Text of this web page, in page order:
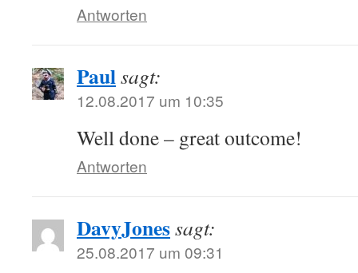
Antworten
Paulsagt:
12.08.2017 um 10:35
Well done – great outcome!
Antworten
DavyJonessagt:
25.08.2017 um 09:31